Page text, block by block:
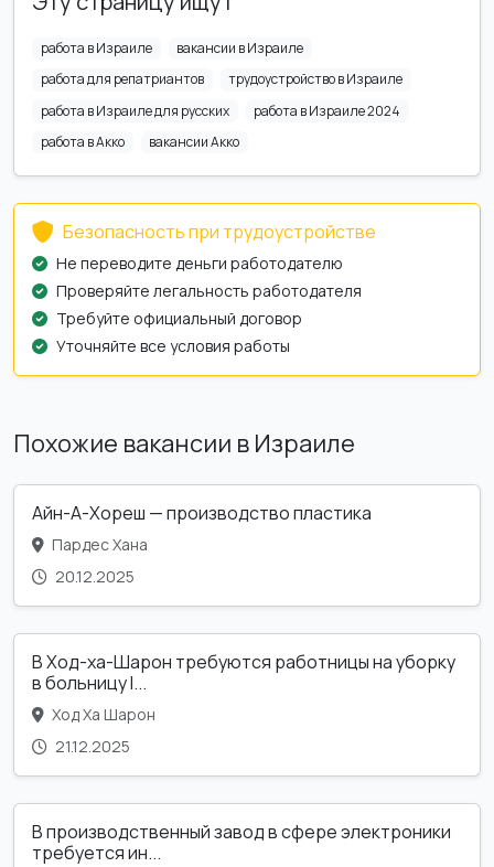
работа в Израиле
вакансии в Израиле
работа для репатриантов
трудоустройство в Израиле
работа в Израиле для русских
работа в Израиле 2024
работа в Акко
вакансии Акко
Безопасность при трудоустройстве
Не переводите деньги работодателю
Проверяйте легальность работодателя
Требуйте официальный договор
Уточняйте все условия работы
Похожие вакансии в Израиле
Айн-А-Хореш — производство пластика
Пардес Хана
20.12.2025
В Ход-ха-Шарон требуются работницы на уборку
в больницу l...
Ход Ха Шарон
21.12.2025
В производственный завод в сфере электроники
требуется ин...